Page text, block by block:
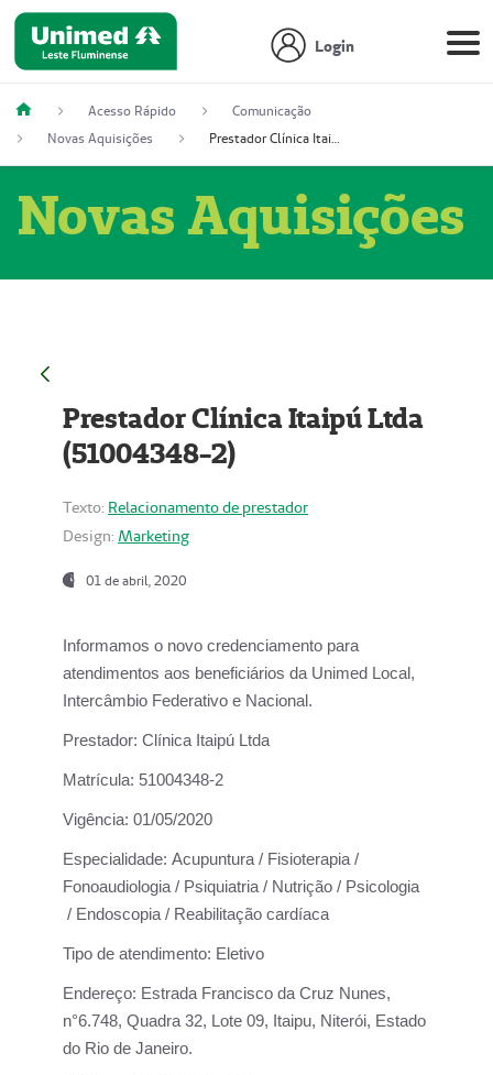
Login
Acesso Rápido
Comunicação
Novas Aquisições
Prestador Clínica Itaipú Ltda (51004348-2)
Novas Aquisições
Prestador Clínica Itaipú Ltda
(51004348-2)
Texto: Relacionamento de prestador
Design: Marketing
01 de abril, 2020
Informamos o novo credenciamento para
atendimentos aos beneficiários da Unimed Local,
Intercâmbio Federativo e Nacional.
Prestador: Clínica Itaipú Ltda
Matrícula: 51004348-2
Vigência: 01/05/2020
Especialidade: Acupuntura / Fisioterapia /
Fonoaudiologia / Psiquiatria / Nutrição / Psicologia
/ Endoscopia / Reabilitação cardíaca
Tipo de atendimento: Eletivo
Endereço: Estrada Francisco da Cruz Nunes,
n°6.748, Quadra 32, Lote 09, Itaipu, Niterói, Estado
do Rio de Janeiro.